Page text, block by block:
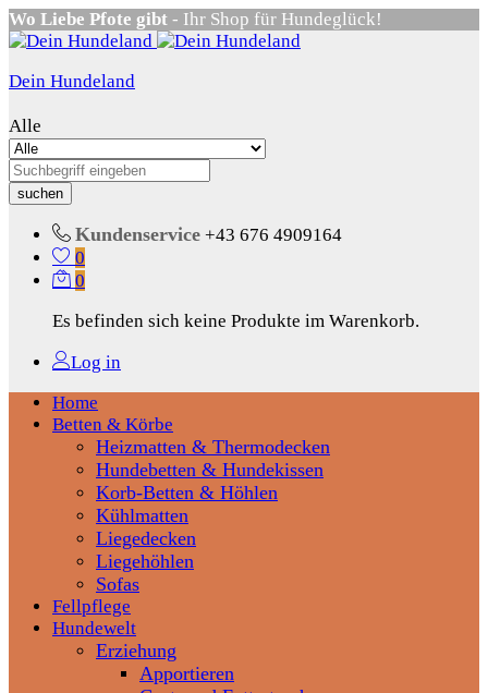
Wo Liebe Pfote gibt - Ihr Shop für Hundeglück!
Dein Hundeland
Alle
suchen
Kundenservice +43 676 4909164
0
0
Es befinden sich keine Produkte im Warenkorb.
Log in
Home
Betten & Körbe
Heizmatten & Thermodecken
Hundebetten & Hundekissen
Korb-Betten & Höhlen
Kühlmatten
Liegedecken
Liegehöhlen
Sofas
Fellpflege
Hundewelt
Erziehung
Apportieren